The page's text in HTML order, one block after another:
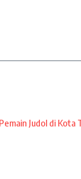
Judol di